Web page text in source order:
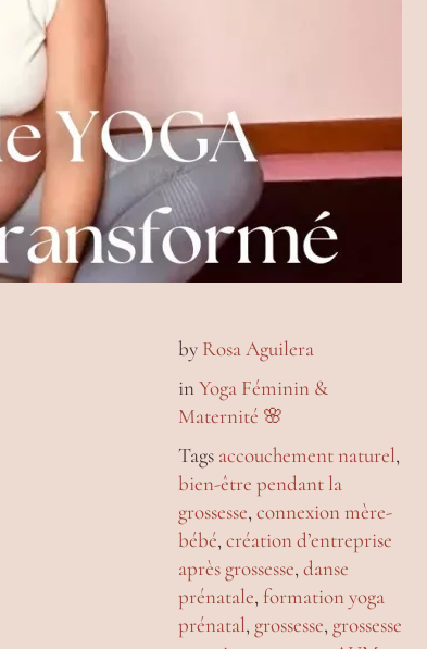
by Rosa Aguilera
in Yoga Féminin &
Maternité 🌸
Tags accouchement naturel,
bien-être pendant la
grossesse, connexion mère-
bébé, création d’entreprise
après grossesse, danse
prénatale, formation yoga
prénatal, grossesse, grossesse